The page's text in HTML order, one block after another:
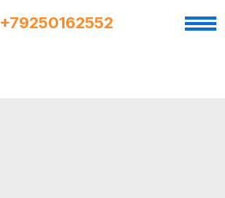
+79250162552